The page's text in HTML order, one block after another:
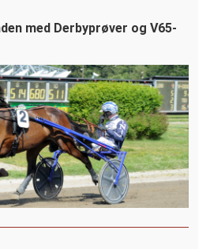
med Derbyprøver og V65-